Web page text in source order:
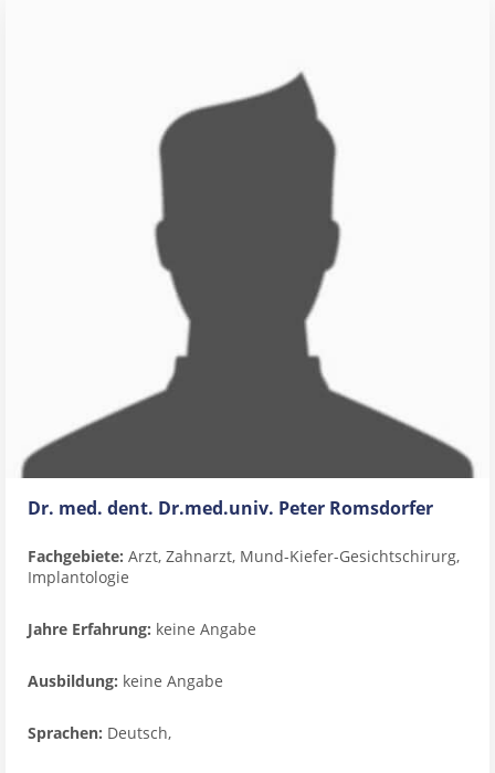
Dr. med. dent. Dr.med.univ. Peter Romsdorfer
Fachgebiete: Arzt, Zahnarzt, Mund-Kiefer-Gesichtschirurg,
Implantologie
Jahre Erfahrung: keine Angabe
Ausbildung: keine Angabe
Sprachen: Deutsch,